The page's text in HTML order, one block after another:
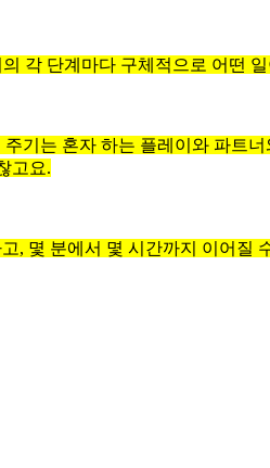
각 단계마다 구체적으로 어떤
기는 혼자 하는 플레이와 파트
고요.
, 몇 분에서 몇 시간까지 이어질